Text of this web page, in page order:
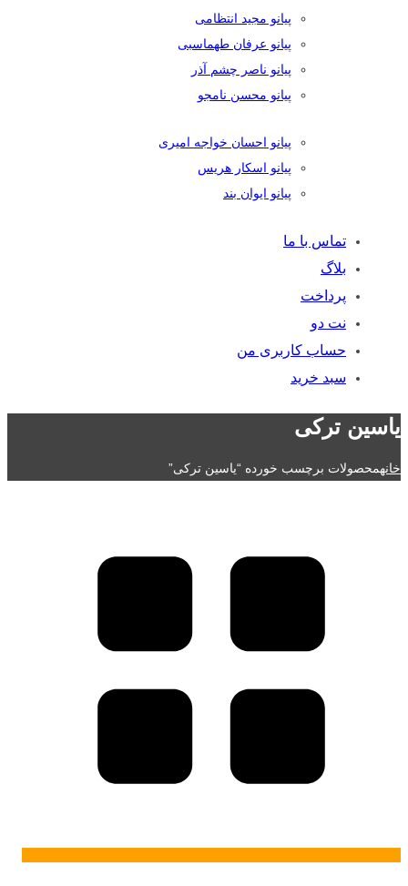
پیانو مجید انتظامی
پیانو عرفان طهماسبی
پیانو ناصر چشم آذر
پیانو محسن نامجو
پیانو احسان خواجه امیری
پیانو اسکار هریس
پیانو ایوان بند
تماس با ما
بلاگ
پرداخت
نت دو
حساب کاربری من
سبد خرید
یاسین ترکی
خانهمحصولات برچسب خورده “یاسین ترکی”